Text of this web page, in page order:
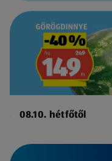
08.10. hétfőtől